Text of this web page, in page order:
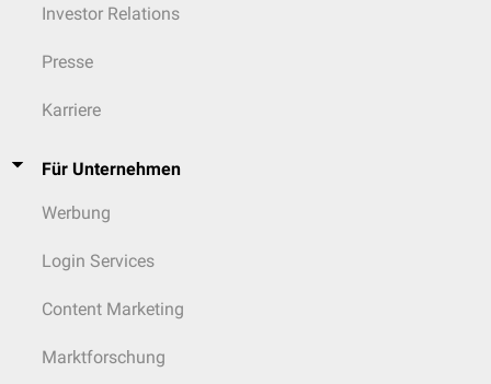
Investor Relations
Presse
Karriere
Für Unternehmen
Werbung
Login Services
Content Marketing
Marktforschung